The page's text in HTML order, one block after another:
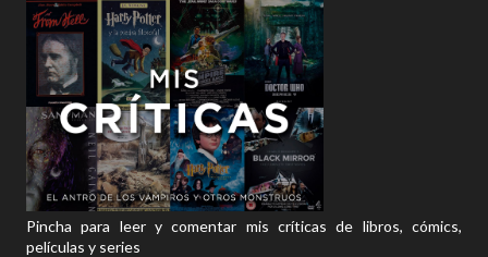
Pincha para leer y comentar mis críticas de libros, cómics,
películas y series